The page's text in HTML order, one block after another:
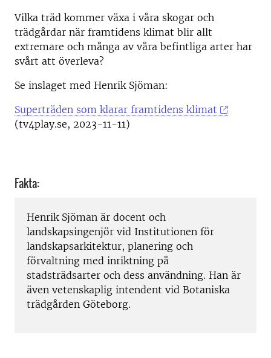
Vilka träd kommer växa i våra skogar och
trädgårdar när framtidens klimat blir allt
extremare och många av våra befintliga arter har
svårt att överleva?
Se inslaget med Henrik Sjöman:
Superträden som klarar framtidens klimat
(tv4play.se, 2023-11-11)
Fakta:
Henrik Sjöman är docent och
landskapsingenjör vid Institutionen för
landskapsarkitektur, planering och
förvaltning med inriktning på
stadsträdsarter och dess användning. Han är
även vetenskaplig intendent vid Botaniska
trädgården Göteborg.